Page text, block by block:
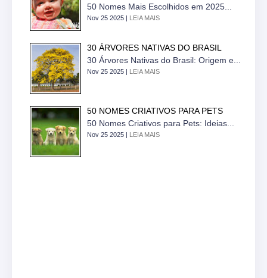
50 Nomes Mais Escolhidos em 2025...
Nov 25 2025 | LEIA MAIS
30 ÁRVORES NATIVAS DO BRASIL
30 Árvores Nativas do Brasil: Origem e...
Nov 25 2025 | LEIA MAIS
50 NOMES CRIATIVOS PARA PETS
50 Nomes Criativos para Pets: Ideias...
Nov 25 2025 | LEIA MAIS